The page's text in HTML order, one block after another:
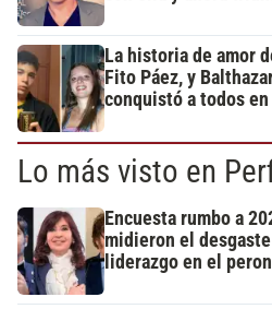
La historia de amor
Fito Páez, y
conquistó a todos
Lo más visto en
Encuesta rumbo a
midieron el
liderazgo en el